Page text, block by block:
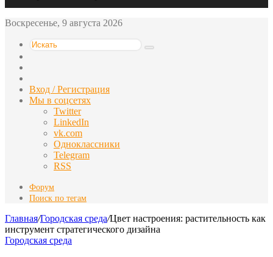
Воскресенье, 9 августа 2026
Искать
статья
Вход / Регистрация
Мы в соцсетях
Twitter
LinkedIn
vk.com
Одноклассники
Telegram
RSS
Форум
Поиск по тегам
Главная/Городская среда/Цвет настроения: растительность как
инструмент стратегического дизайна
Городская среда